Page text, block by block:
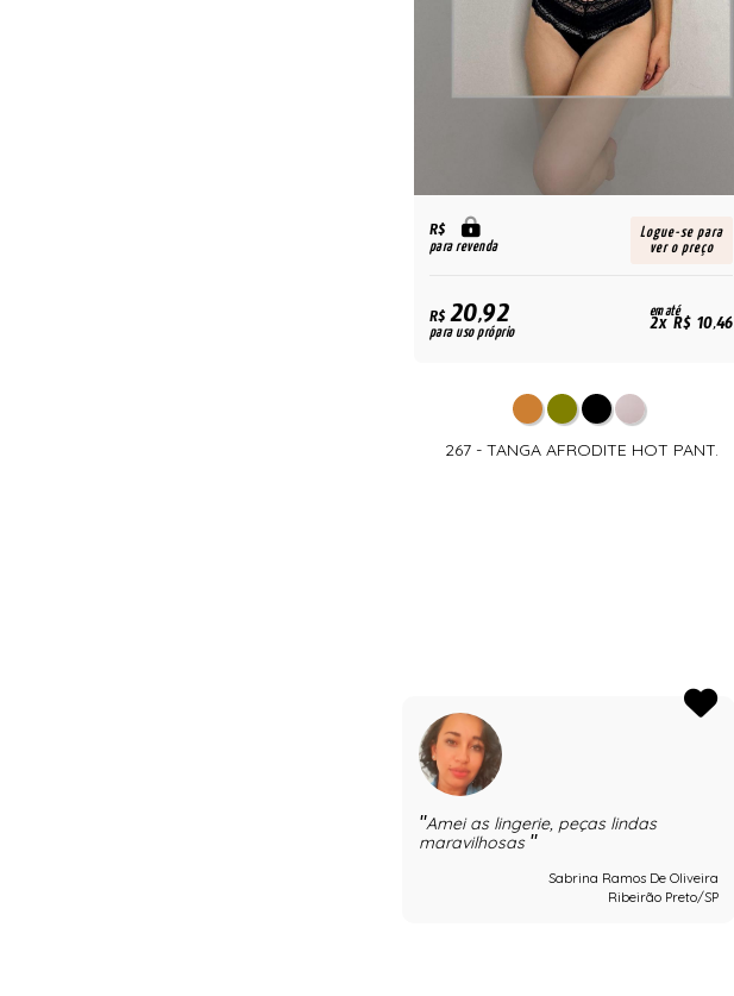
R$
para revenda
Logue-se para
ver o preço
R$20,92
para uso próprio
em até
2x R$ 10,46
267 - TANGA AFRODITE HOT PANT.
Amei as lingerie, peças lindas
maravilhosas
Sabrina Ramos De Oliveira
Ribeirão Preto/SP